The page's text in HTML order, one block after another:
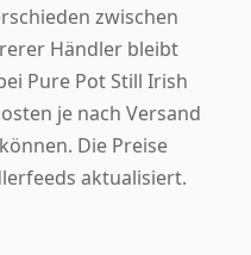
zwischen
Händler bleibt
Pure Pot Still Irish
je nach Versand
Die Preise
aktualisiert.